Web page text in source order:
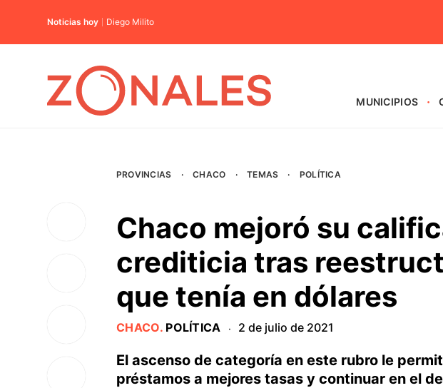
Noticias hoy Diego Milito
MUNICIPIOS
PROVINCIAS · CHACO · TEMAS · POLÍTICA
Chaco mejoró su
crediticia tras
que tenía en dólares
CHACO. POLÍTICA · 2 de julio de 2021
El ascenso de categoría en este rubro le
préstamos a mejores tasas y continuar en el